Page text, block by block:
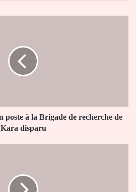
poste à la Brigade de recherche de
Kara disparu